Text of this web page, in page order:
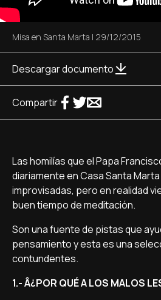
Misa en Santa Marta | 29/12/2015
Descargar documento
Compartir
Las homilí­as que el Papa
diariamente en Casa Santa
improvisadas, pero en realidad
buen tiempo de meditación.
Son una fuente de pistas que
pensamiento y esta es una
contundentes.
1.- Â¿POR QUÉ A LOS MALOS